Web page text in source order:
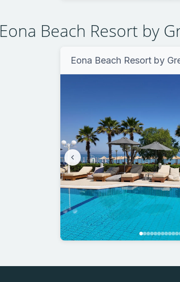
Eona Beach Resort by
Eona Beach Resort by